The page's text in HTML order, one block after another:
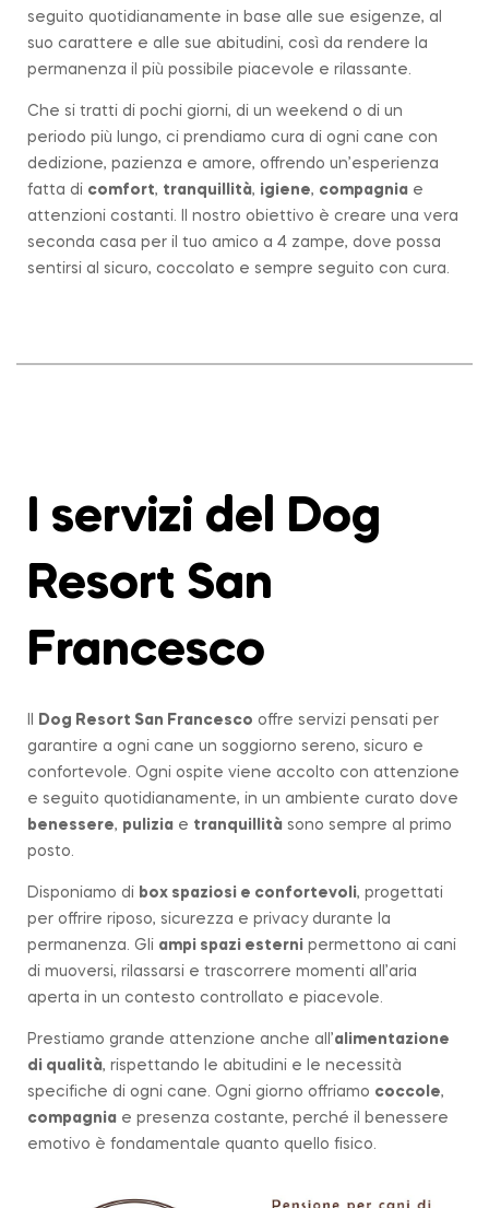
seguito quotidianamente in base alle sue esigenze, al
suo carattere e alle sue abitudini, così da rendere la
permanenza il più possibile piacevole e rilassante.
Che si tratti di pochi giorni, di un weekend o di un
periodo più lungo, ci prendiamo cura di ogni cane con
dedizione, pazienza e amore, offrendo un’esperienza
fatta di comfort, tranquillità, igiene, compagnia e
attenzioni costanti. Il nostro obiettivo è creare una vera
seconda casa per il tuo amico a 4 zampe, dove possa
sentirsi al sicuro, coccolato e sempre seguito con cura.
I servizi del Dog
Resort San
Francesco
Dog Resort San Francesco offre servizi pensati per
garantire a ogni cane un soggiorno sereno, sicuro e
confortevole. Ogni ospite viene accolto con attenzione
e seguito quotidianamente, in un ambiente curato dove
benessere, pulizia e tranquillità sono sempre al primo
posto.
Disponiamo di box spaziosi e confortevoli, progettati
per offrire riposo, sicurezza e privacy durante la
permanenza. Gli ampi spazi esterni permettono ai cani
di muoversi, rilassarsi e trascorrere momenti all’aria
aperta in un contesto controllato e piacevole.
Prestiamo grande attenzione anche all’alimentazione
di qualità, rispettando le abitudini e le necessità
specifiche di ogni cane. Ogni giorno offriamo coccole,
compagnia e presenza costante, perché il benessere
emotivo è fondamentale quanto quello fisico.